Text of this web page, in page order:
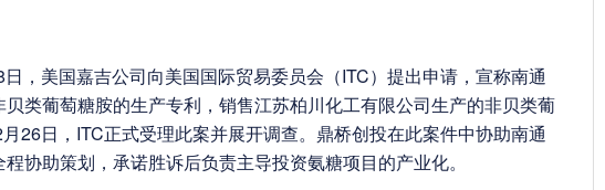
美国嘉吉公司向美国国际贸易委员会（ITC）提出申请，宣称南通
类葡萄糖胺的生产专利，销售江苏柏川化工有限公司生产的非贝类葡
26日，ITC正式受理此案并展开调查。鼎桥创投在此案件中协助南通
协助策划，承诺胜诉后负责主导投资氨糖项目的产业化。